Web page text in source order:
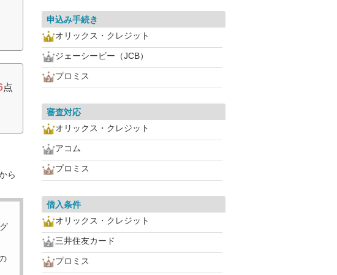
点
ら
申込み手続き
オリックス・クレジット
ジェーシービー（JCB）
プロミス
審査対応
オリックス・クレジット
アコム
プロミス
借入条件
オリックス・クレジット
三井住友カード
プロミス